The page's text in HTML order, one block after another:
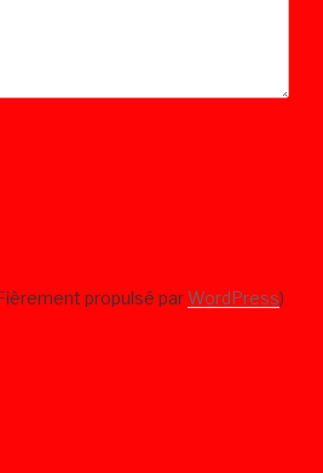
propulsé parWordPress)